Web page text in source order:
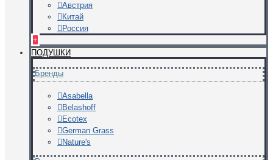
Австрия
Китай
Россия
+
ПОДУШКИ
Бренды
Asabella
Belashoff
Ecotex
German Grass
Nature's